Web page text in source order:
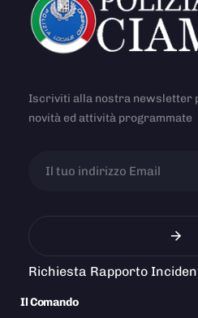
Iscriviti alla nostra newsletter
novità ed attività programmate
Richiesta Rapporto
Il Comando